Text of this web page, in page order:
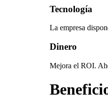
Tecnología
La empresa
Dinero
Mejora el ROI.